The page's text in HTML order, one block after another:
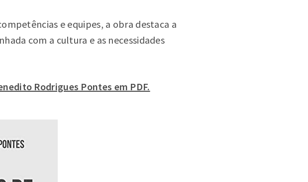
e equipes, a obra destaca a
com a cultura e as necessidades
Rodrigues Pontes em PDF.